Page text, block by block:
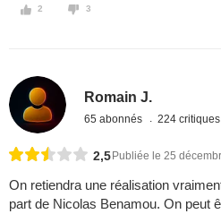
2 3
Romain J.
65 abonnés 224 critiques
2,5 Publiée le 25
On retiendra une réalisation
part de Nicolas Benamou. On peut